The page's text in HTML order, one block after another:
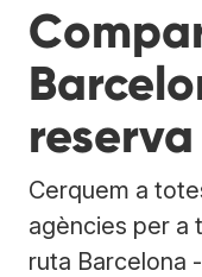
Cerquem a
agències per a
ruta Barcelona